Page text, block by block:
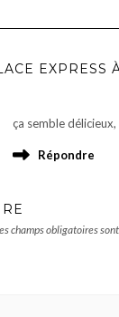
EXPRESS
ça semble
Répondre
champs obligatoires